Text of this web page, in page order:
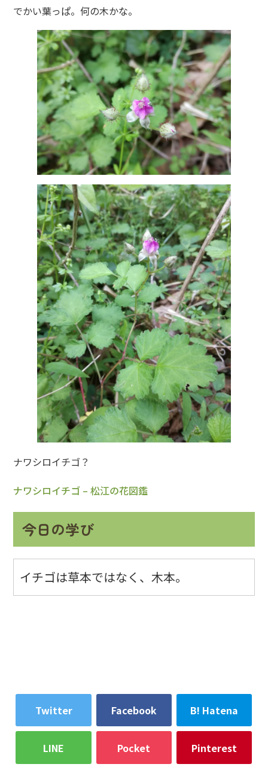
でかい葉っぱ。何の木かな。
ナワシロイチゴ？
ナワシロイチゴ – 松江の花図鑑
今日の学び
イチゴは草本ではなく、木本。
Twitter Facebook B! Hatena
LINE Pocket Pinterest